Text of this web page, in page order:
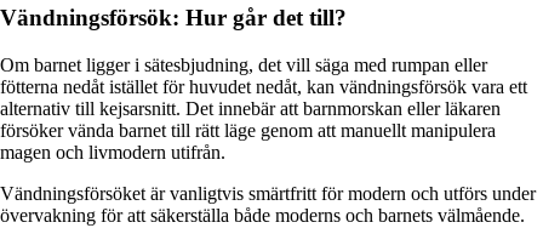
Vändningsförsök: Hur går det till?
Om barnet ligger i sätesbjudning, det vill säga med rumpan eller
fötterna nedåt istället för huvudet nedåt, kan vändningsförsök vara ett
alternativ till kejsarsnitt. Det innebär att barnmorskan eller läkaren
försöker vända barnet till rätt läge genom att manuellt manipulera
magen och livmodern utifrån.
Vändningsförsöket är vanligtvis smärtfritt för modern och utförs under
övervakning för att säkerställa både moderns och barnets välmående.